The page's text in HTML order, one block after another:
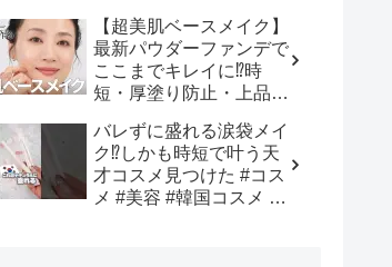
【超美肌ベースメイク】
最新パウダーファンデで
ここまでキレイに⁉️時
短・厚塗り防止・上品仕
かおり直伝！おすすめア
イテム✕プロの“失敗しな
い塗り方”を徹底解説💡 -
長井かおり | おしゃべり
バレずに盛れる涙袋メイ
ク⁉︎しかも時短で叶う天
才コスメ見つけた #コス
メ #美容 #韓国コスメ #